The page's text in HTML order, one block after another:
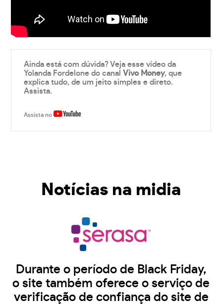
Ainda está com dúvida? Veja esse vídeo da
Yolanda Fordelone do canalVivo Money, que
explica tudo, de um jeito simples e direto.
Assista.
Assista no
Notícias na midia
Durante o período de Black Friday,
o site também oferece o serviço de
verificação de confiança do site de